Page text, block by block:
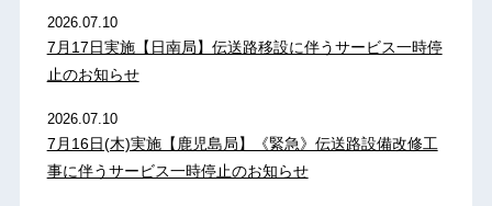
2026.07.10
7月17日実施【日南局】伝送路移設に伴うサービス一時停
止のお知らせ
2026.07.10
7月16日(木)実施【鹿児島局】《緊急》伝送路設備改修工
事に伴うサービス一時停止のお知らせ